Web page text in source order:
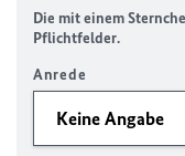
Die mit einem
Pflichtfelder.
Anrede